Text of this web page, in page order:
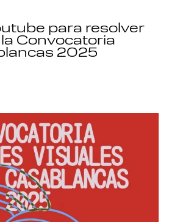
para resolver
Convocatoria
2025